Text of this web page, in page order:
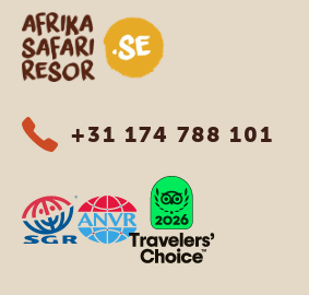
Safari-resor i Afrika
+31 174 788 101